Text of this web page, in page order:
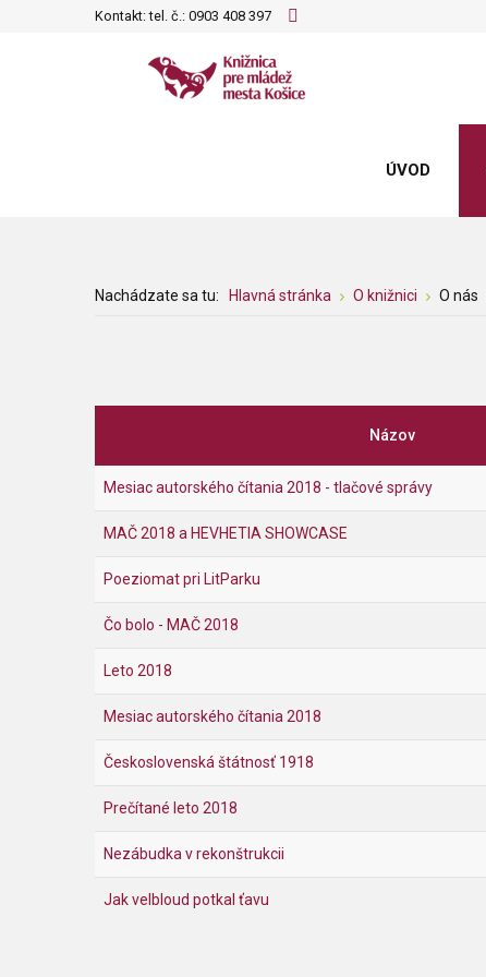
Kontakt: tel. č.: 0903 408 397
ÚVOD
Nachádzate sa tu: Hlavná stránka O knižnici O nás
Názov
Mesiac autorského čítania 2018 - tlačové správy
MAČ 2018 a HEVHETIA SHOWCASE
Poeziomat pri LitParku
Čo bolo - MAČ 2018
Leto 2018
Mesiac autorského čítania 2018
Československá štátnosť 1918
Prečítané leto 2018
Nezábudka v rekonštrukcii
Jak velbloud potkal ťavu